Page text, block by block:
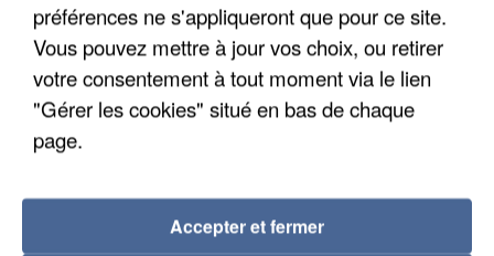
préférences ne s'appliqueront que pour ce site.
Vous pouvez mettre à jour vos choix, ou retirer
votre consentement à tout moment via le lien
"Gérer les cookies" situé en bas de chaque
page.
Accepter et fermer